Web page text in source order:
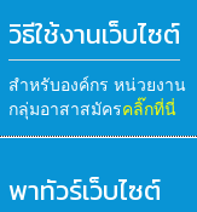
วิธีใช้งานเว็บไซต์
สำหรับองค์กร หน่วยงาน
กลุ่มอาสาสมัครคลิ๊กที่นี่
พาทัวร์เว็บไซต์